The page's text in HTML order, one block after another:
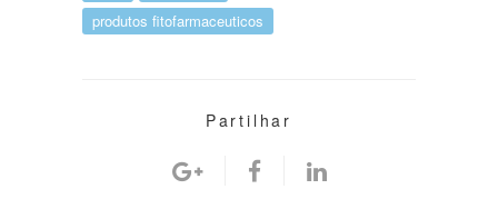
produtos fitofarmaceuticos
Partilhar